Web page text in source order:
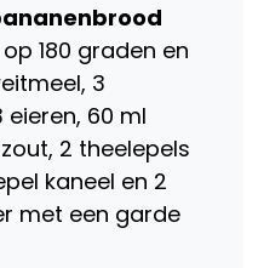
180 graden en
3
60 ml
2 theelepels
kaneel en 2
met een garde